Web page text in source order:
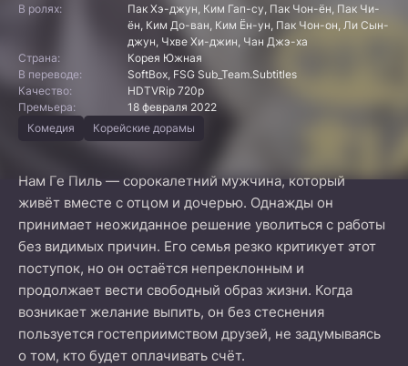
В ролях:
Пак Хэ-джун, Ким Гап-су, Пак Чон-ён, Пак Чи-
ён, Ким До-ван, Ким Ён-ун, Пак Чон-он, Ли Сын-
джун, Чхве Хи-джин, Чан Джэ-ха
Страна:
Корея Южная
В переводе:
SoftBox, FSG Sub_Team.Subtitles
Качество:
HDTVRip 720p
Премьера:
18 февраля 2022
Комедия
Корейские дорамы
Нам Ге Пиль — сорокалетний мужчина, который
живёт вместе с отцом и дочерью. Однажды он
принимает неожиданное решение уволиться с работы
без видимых причин. Его семья резко критикует этот
поступок, но он остаётся непреклонным и
продолжает вести свободный образ жизни. Когда
возникает желание выпить, он без стеснения
пользуется гостеприимством друзей, не задумываясь
о том, кто будет оплачивать счёт.